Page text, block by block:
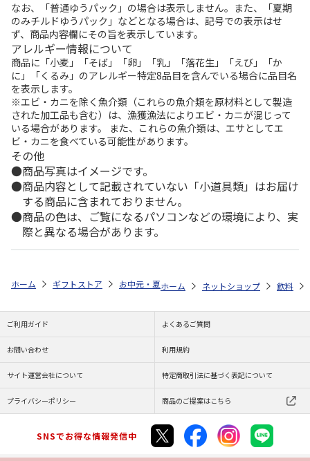
なお、「普通ゆうパック」の場合は表示しません。また、「夏期
のみチルドゆうパック」などとなる場合は、記号での表示はせ
ず、商品内容欄にその旨を表示しています。
アレルギー情報について
商品に「小麦」「そば」「卵」「乳」「落花生」「えび」「か
に」「くるみ」のアレルギー特定8品目を含んでいる場合に品目名
を表示します。
※エビ・カニを除く魚介類（これらの魚介類を原材料として製造
された加工品も含む）は、漁獲漁法によりエビ・カニが混じって
いる場合があります。 また、これらの魚介類は、エサとしてエ
ビ・カニを食べている可能性があります。
その他
商品写真はイメージです。
商品内容として記載されていない「小道具類」はお届け
する商品に含まれておりません。
商品の色は、ご覧になるパソコンなどの環境により、実
際と異なる場合があります。
ホーム ギフトストア お中元・夏ギフト特集 2026 ゆうゆうギフト
ホーム ネットショップ 飲料
ご利用ガイド よくあるご質問
お問い合わせ 利用規約
サイト運営会社について 特定商取引法に基づく表記について
プライバシーポリシー 商品のご提案はこちら
SNSでお得な情報発信中